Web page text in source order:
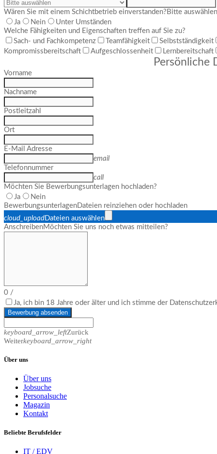
Wären Sie mit einem Schichtbetrieb einverstanden? Bitte auswählen
Ja
Nein
Unter Umständen
Welche Fähigkeiten und Eigenschaften treffen auf Sie zu?
Sach- und Fachkompetenz
Teamfähigkeit
Selbstständigkeit
Kompromissbereitschaft
Aufgeschlossenheit Lernbereitschaft
Persönliche
Vorname
Nachname
Postleitzahl
Ort
E-Mail Adresse
email
Telefonnummer
call
Möchten Sie Bewerbungsunterlagen hochladen?
Ja
Nein
BewerbungsunterlagenDateien reinziehen oder hochladen
cloud_uploadDateien auswählen
AnschreibenMöchten Sie uns noch etwas mitteilen?
0 /
Ja, ich bin 18 Jahre oder älter und ich stimme der
Bewerbung absenden
keyboard_arrow_leftZurück
Weiterkeyboard_arrow_right
Über uns
Über uns
Jobsuche
Personalsuche
Magazin
Kontakt
Beliebte Berufsfelder
IT / EDV